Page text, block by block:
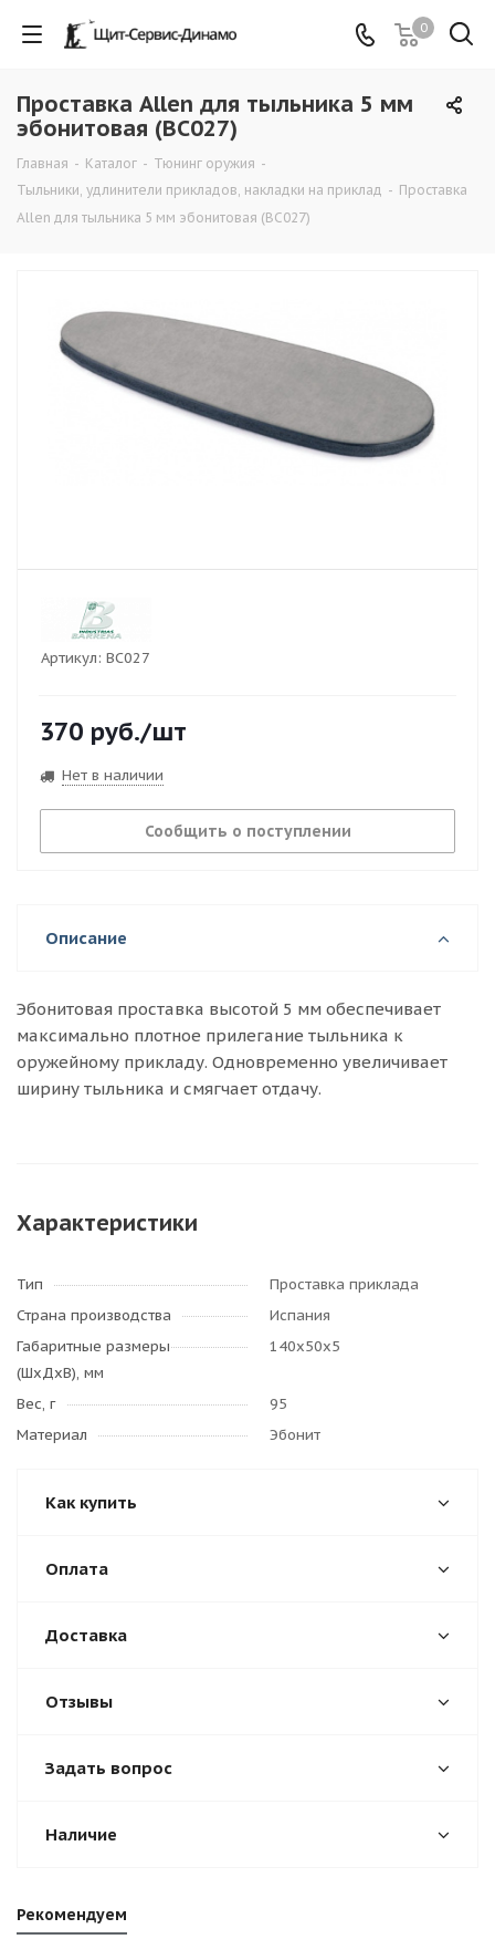
0
Проставка Allen для тыльника 5 мм
эбонитовая (ВС027)
Главная - Каталог - Тюнинг оружия -
Тыльники, удлинители прикладов, накладки на приклад - Проставка
Allen для тыльника 5 мм эбонитовая (ВС027)
Артикул: ВС027
370 руб./шт
Нет в наличии
Сообщить о поступлении
Описание
Эбонитовая проставка высотой 5 мм обеспечивает
максимально плотное прилегание тыльника к
оружейному прикладу. Одновременно увеличивает
ширину тыльника и смягчает отдачу.
Характеристики
Тип
Проставка приклада
Страна производства
Испания
Габаритные размеры
(ШхДхВ), мм
140х50х5
Вес, г
95
Материал
Эбонит
Как купить
Оплата
Доставка
Отзывы
Задать вопрос
Наличие
Рекомендуем